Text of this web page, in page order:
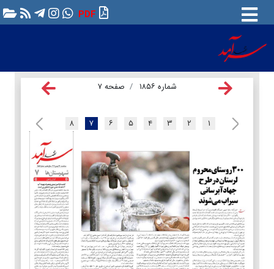
PDF
شماره ۱۸۵۶ صفحه ۷
۱ ۲ ۳ ۴ ۵ ۶ ۷ ۸